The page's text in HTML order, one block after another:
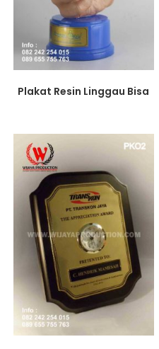
Plakat Resin Linggau Bisa